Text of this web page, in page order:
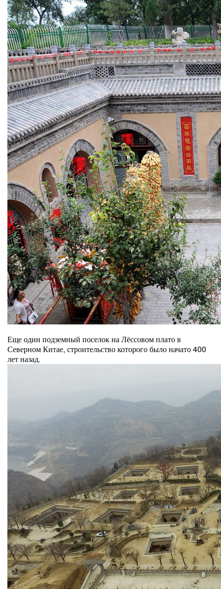
Еще один подземный поселок на Лёссовом плато в
Северном Китае, строительство которого было начато 400
лет назад.